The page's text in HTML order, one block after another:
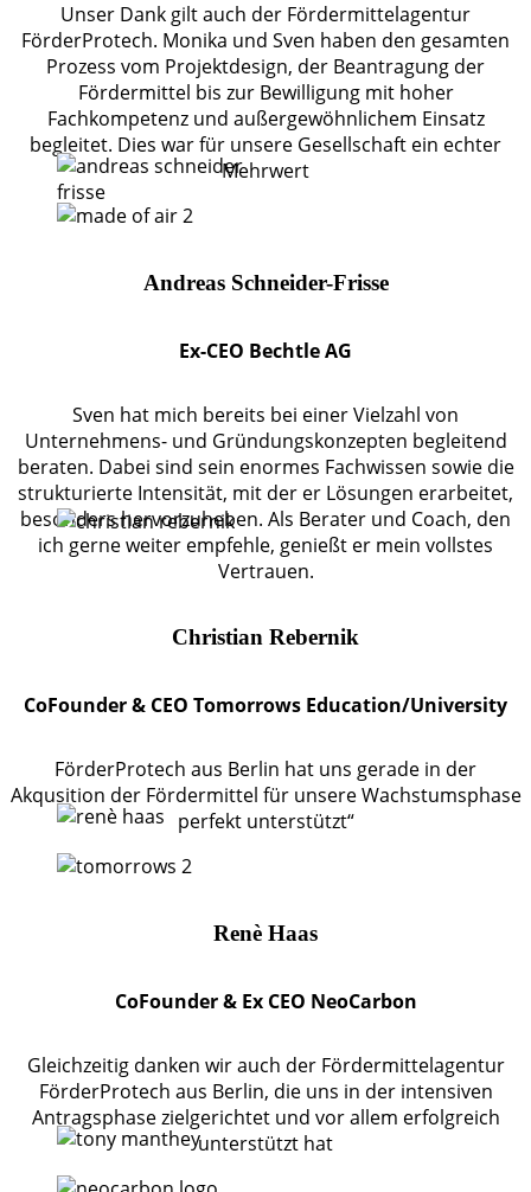
Unser Dank gilt auch der Fördermittelagentur
FörderProtech. Monika und Sven haben den gesamten
Prozess vom Projektdesign, der Beantragung der
Fördermittel bis zur Bewilligung mit hoher
Fachkompetenz und außergewöhnlichem Einsatz
begleitet. Dies war für unsere Gesellschaft ein echter
Mehrwert
Andreas Schneider-Frisse
Ex-CEO Bechtle AG
Sven hat mich bereits bei einer Vielzahl von
Unternehmens- und Gründungskonzepten begleitend
beraten. Dabei sind sein enormes Fachwissen sowie die
strukturierte Intensität, mit der er Lösungen erarbeitet,
besonders hervorzuheben. Als Berater und Coach, den
ich gerne weiter empfehle, genießt er mein vollstes
Vertrauen.
Christian Rebernik
CoFounder & CEO Tomorrows Education/University
FörderProtech aus Berlin hat uns gerade in der
Akqusition der Fördermittel für unsere Wachstumsphase
perfekt unterstützt“
Renè Haas
CoFounder & Ex CEO NeoCarbon
Gleichzeitig danken wir auch der Fördermittelagentur
FörderProtech aus Berlin, die uns in der intensiven
Antragsphase zielgerichtet und vor allem erfolgreich
unterstützt hat